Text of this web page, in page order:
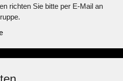
richten Sie bitte per E-Mail an